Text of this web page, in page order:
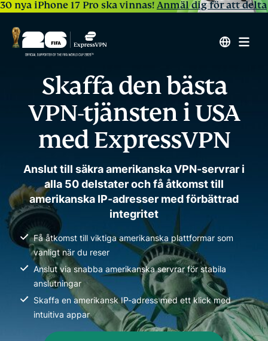
30 nya iPhone 17 Pro ska vinnas!Anmäl dig för att delta
Skaffa den bästa
VPN-tjänsten i USA
med ExpressVPN
Anslut till säkra amerikanska VPN-servrar i
alla 50 delstater och få åtkomst till
amerikanska IP-adresser med förbättrad
integritet
Få åtkomst till viktiga amerikanska plattformar som
vanligt när du reser
Anslut via snabba amerikanska servrar för stabila
anslutningar
Skaffa en amerikansk IP-adress med ett klick med
intuitiva appar